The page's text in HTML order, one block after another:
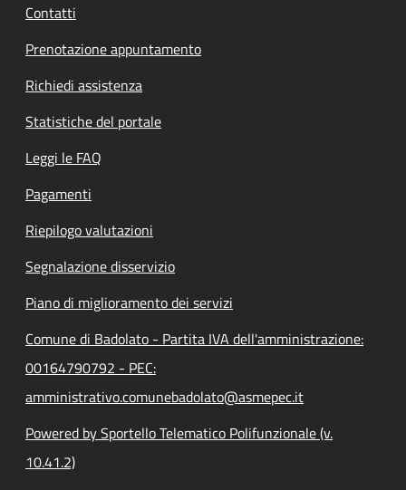
Contatti
Prenotazione appuntamento
Richiedi assistenza
Statistiche del portale
Leggi le FAQ
Pagamenti
Riepilogo valutazioni
Segnalazione disservizio
Piano di miglioramento dei servizi
Comune di Badolato - Partita IVA dell'amministrazione:
00164790792 - PEC:
amministrativo.comunebadolato@asmepec.it
Powered by Sportello Telematico Polifunzionale (v.
10.41.2)